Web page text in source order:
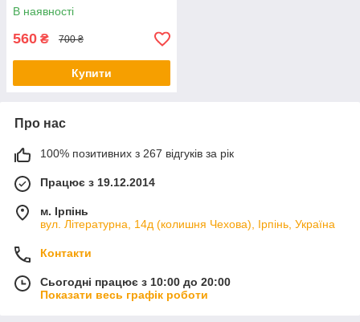
В наявності
560 ₴ 700 ₴
Купити
Про нас
100% позитивних з 267 відгуків за рік
Працює з 19.12.2014
м. Ірпінь
вул. Літературна, 14д (колишня Чехова), Ірпінь, Україна
Контакти
Сьогодні працює з 10:00 до 20:00
Показати весь графік роботи